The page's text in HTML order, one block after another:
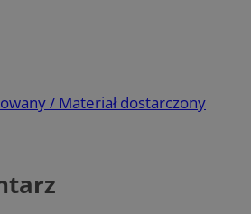
/ Materiał dostarczony